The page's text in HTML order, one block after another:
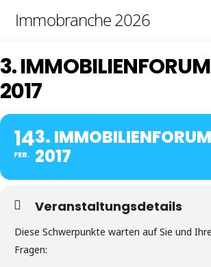
Immobranche 2026
3.
2017
14
FEB.
3.
2017
Veranstaltungsdetails
Diese Schwerpunkte warten auf Sie und
Fragen: